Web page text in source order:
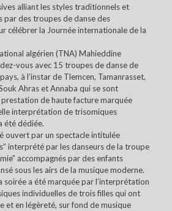
alliant les styles traditionnels et
des troupes de danse des
célébrer la Journée internationale de la
algérien (TNA) Mahieddine
vous avec 15 troupes de danse de
à l’instar de Tlemcen, Tamanrasset,
Ahras et Annaba qui se sont
de haute facture marquée
interprétation de trisomiques
été dédiée.
ouvert par un spectacle intitulée
interprété par les danseurs de la troupe
accompagnés par des enfants
sous les airs de la musique moderne.
soirée a été marquée par l’interprétation
individuelles de trois filles qui ont
et en légèreté, sur fond de musique